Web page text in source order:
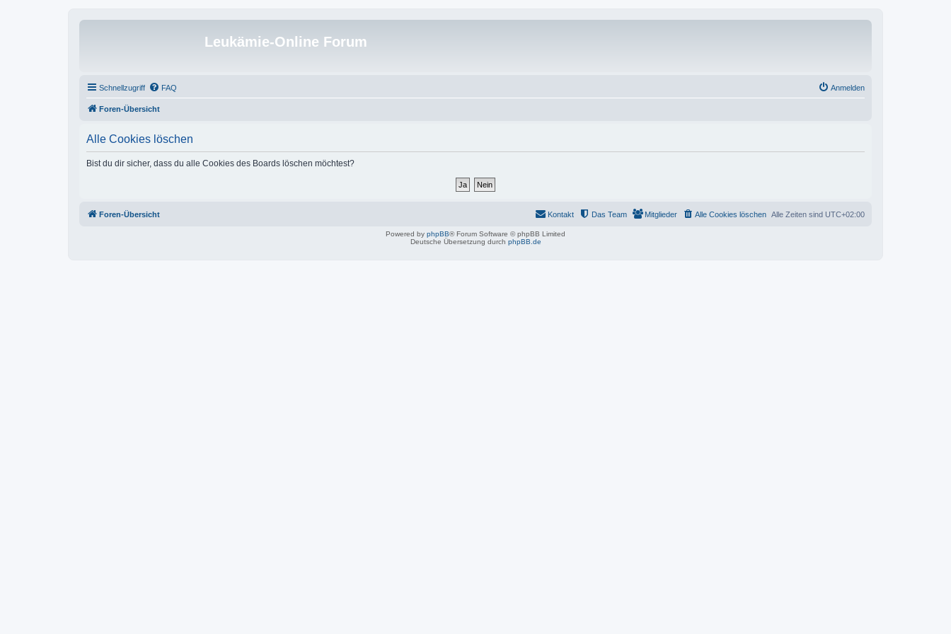
Leukämie-Online Forum
Schnellzugriff FAQ Anmelden
Foren-Übersicht
Alle Cookies löschen
Bist du dir sicher, dass du alle Cookies des Boards löschen möchtest?
Foren-Übersicht Alle Zeiten sind UTC+02:00
Alle Cookies löschen
Mitglieder
Das Team
Kontakt
Powered by phpBB® Forum Software © phpBB Limited
Deutsche Übersetzung durch phpBB.de